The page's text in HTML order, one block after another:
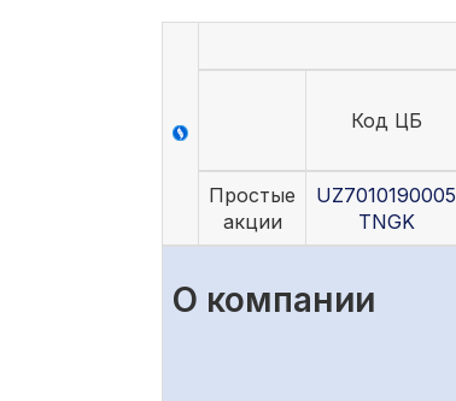
Код ЦБ
Простые
акции
UZ7010190005
TNGK
О компании